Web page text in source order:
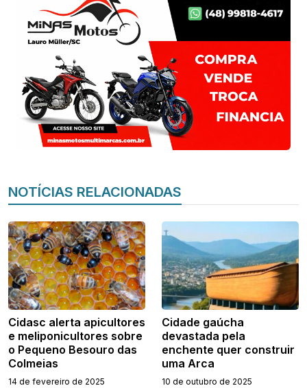
NOTÍCIAS RELACIONADAS
Cidasc alerta apicultores
e meliponicultores sobre
o Pequeno Besouro das
Colmeias
14 de fevereiro de 2025
Cidade gaúcha
devastada pela
enchente quer construir
uma Arca
10 de outubro de 2025